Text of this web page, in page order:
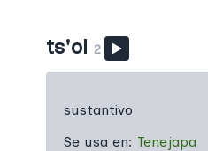
ts'ol 2
sustantivo
Se usa en: Tenejapa